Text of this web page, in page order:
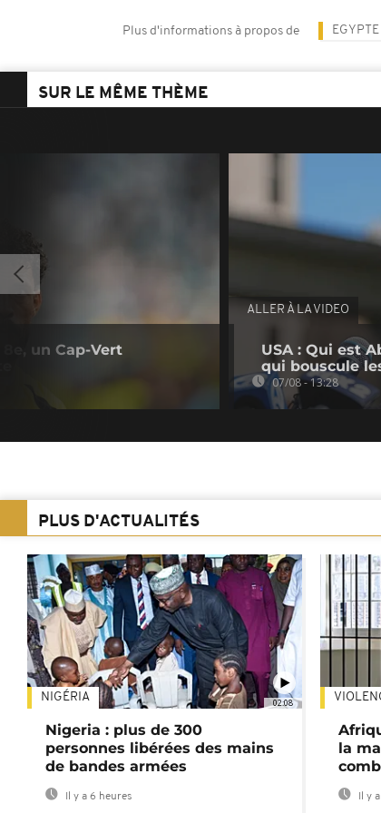
Plus d'informations à propos de EGYPTE
SUR LE MÊME THÈME
un Cap-Vert
ALLER À LA VIDEO
USA : Qui est
qui bouscule
07/08 - 13:28
PLUS D'ACTUALITÉS
02:08
NIGÉRIA
Nigeria : plus de 300
personnes libérées des mains
de bandes armées
Il y a 6 heures
la
Il y